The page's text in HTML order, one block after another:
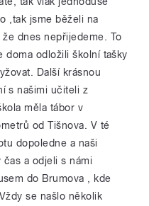
,tak jsme běželi na
dnes nepřijedeme. To
doma odložili školní tašky
Další krásnou
s našimi učiteli z
měla tábor v
od Tišnova. V té
dopoledne a naši
a odjeli s námi
do Brumova , kde
se našlo několik